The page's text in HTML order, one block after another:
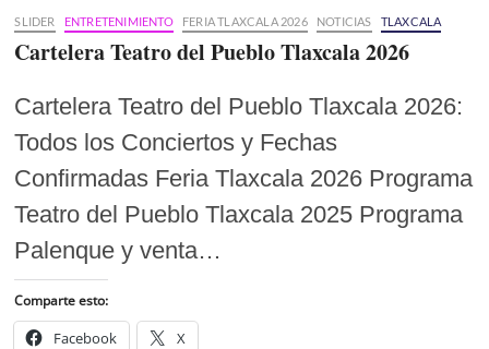
SLIDER ENTRETENIMIENTO FERIA TLAXCALA 2026 NOTICIAS TLAXCALA
Cartelera Teatro del Pueblo Tlaxcala 2026
Cartelera Teatro del Pueblo Tlaxcala 2026:
Todos los Conciertos y Fechas
Confirmadas Feria Tlaxcala 2026 Programa
Teatro del Pueblo Tlaxcala 2025 Programa
Palenque y venta…
Comparte esto:
Facebook X